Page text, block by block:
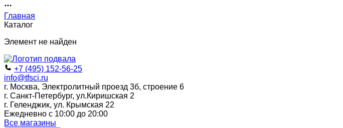
Главная
Каталог
Элемент не найден
+7 (495) 152-56-25
info@tfsci.ru
г. Москва, Электролитный проезд 3б, строение 6
г. Санкт-Петербург, ул.Киришская 2
г. Геленджик, ул. Крымская 22
Ежедневно с 10:00 до 20:00
Все магазины